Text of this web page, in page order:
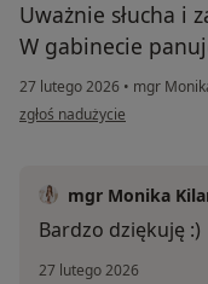
Uważnie słucha i
W gabinecie
27 lutego 2026 • mgr
w opinii użytkownika Daniel
zgłoś nadużycie
mgr Monika
Bardzo dziękuję :)
27 lutego 2026